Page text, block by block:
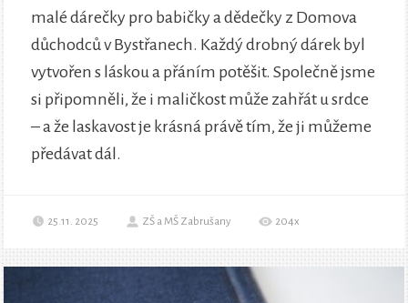
malé dárečky pro babičky a dědečky z Domova
důchodců v Bystřanech. Každý drobný dárek byl
vytvořen s láskou a přáním potěšit. Společně jsme
si připomněli, že i maličkost může zahřát u srdce
– a že laskavost je krásná právě tím, že ji můžeme
předávat dál.
25.11. 2025 ZŠ a MŠ Zabrušany 204x